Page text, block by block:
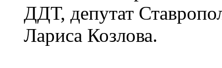
ДДТ, депутат
Лариса Козлова.